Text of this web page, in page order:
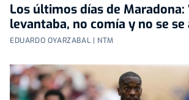
Los últimos días de Maradona:
levantaba, no comía y no se se
EDUARDO OYARZABAL | NTM